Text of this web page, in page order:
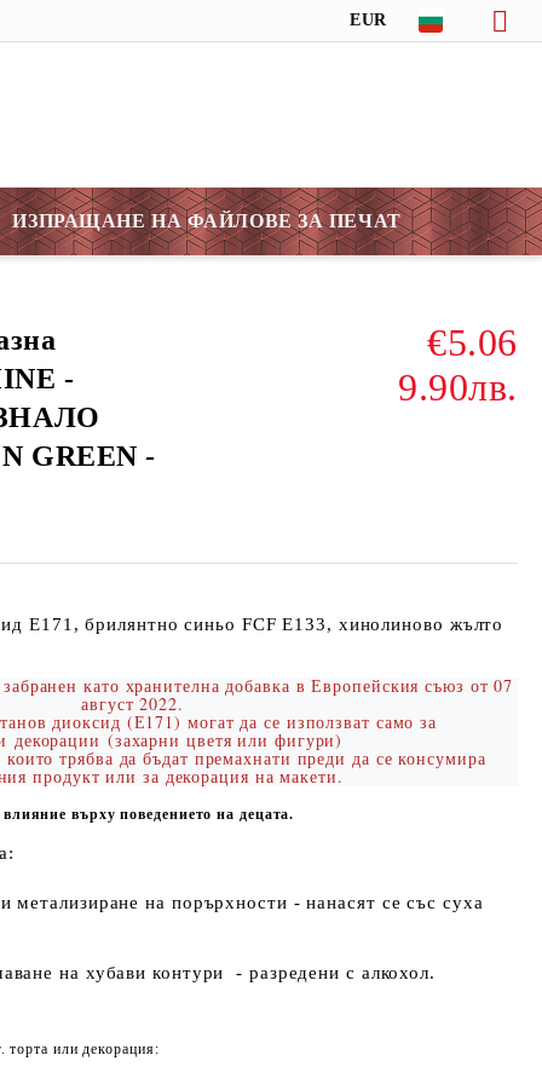
EUR
ИЗПРАЩАНЕ НА ФАЙЛОВЕ ЗА ПЕЧАТ
-
GREEN -
€5.06
9.90лв.
E171, брилянтно синьо FCF E133, хинолиново жълто
като хранителна добавка в Европейския съюз от 07
август 2022.
диоксид (Е171) могат да се използват само за
декорации (захарни цветя или фигури)
трябва да бъдат премахнати преди да се консумира
продукт или за декорация на макети.
върху поведението на децата.
метализиране на порърхности - нанасят се със суха
на хубави контури - разредени с алкохол.
торта или декорация: